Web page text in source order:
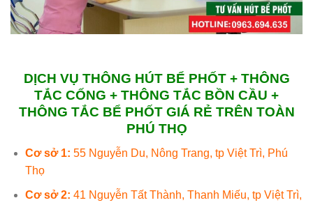
DỊCH VỤ THÔNG HÚT BỂ PHỐT + THÔNG
TẮC CỐNG + THÔNG TẮC BỒN CẦU +
THÔNG TẮC BỂ PHỐT GIÁ RẺ TRÊN TOÀN
PHÚ THỌ
Cơ sở 1: 55 Nguyễn Du, Nông Trang, tp Việt Trì, Phú
Thọ
Cơ sở 2: 41 Nguyễn Tất Thành, Thanh Miếu, tp Việt Trì,